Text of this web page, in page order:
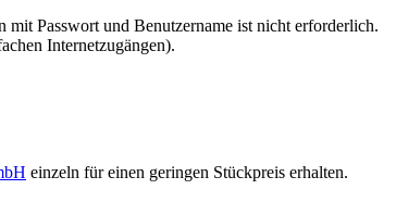
Passwort und Benutzername ist nicht erforderlich.
Internetzugängen).
einzeln für einen geringen Stückpreis erhalten.